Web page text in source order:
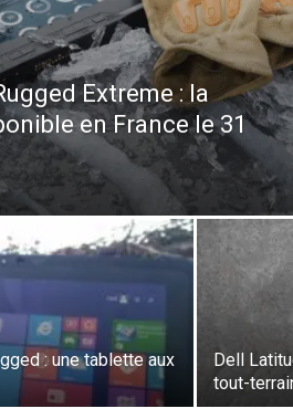
Extreme : la
en France le 31
: une tablette aux
Dell
tout-